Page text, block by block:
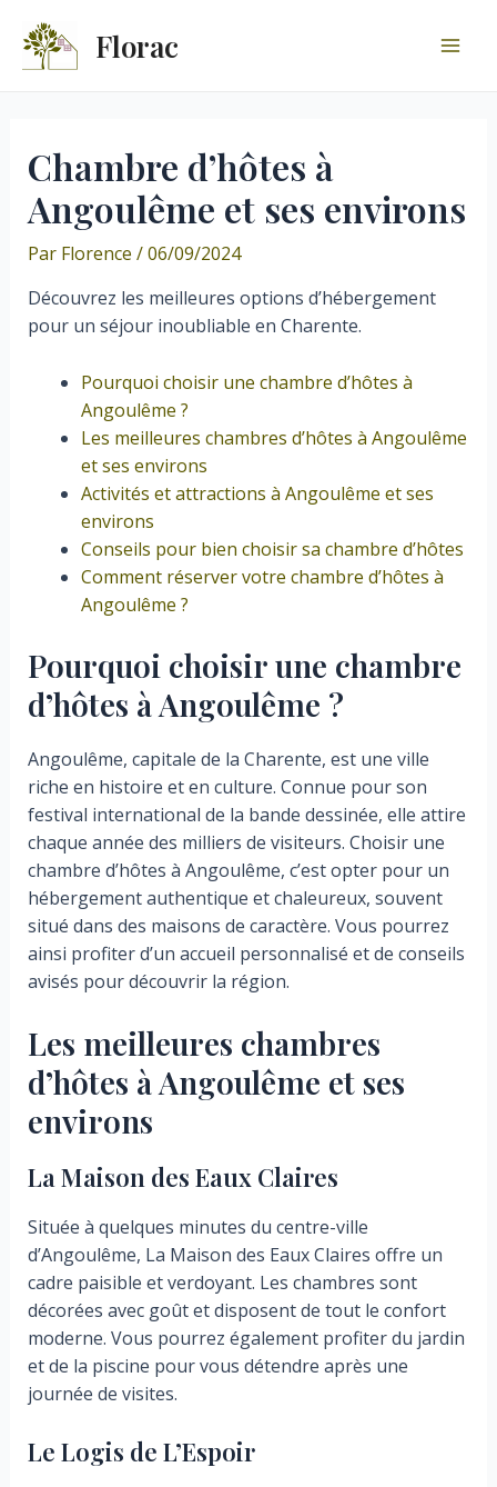
contenu
Florac
Chambre d’hôtes à
Angoulême et ses environs
Par Florence /06/09/2024
Découvrez les meilleures options d’hébergement
pour un séjour inoubliable en Charente.
Pourquoi choisir une chambre d’hôtes à
Angoulême ?
Les meilleures chambres d’hôtes à Angoulême
et ses environs
Activités et attractions à Angoulême et ses
environs
Conseils pour bien choisir sa chambre d’hôtes
Comment réserver votre chambre d’hôtes à
Angoulême ?
Pourquoi choisir une chambre
d’hôtes à Angoulême ?
Angoulême, capitale de la Charente, est une ville
riche en histoire et en culture. Connue pour son
festival international de la bande dessinée, elle attire
chaque année des milliers de visiteurs. Choisir une
chambre d’hôtes à Angoulême, c’est opter pour un
hébergement authentique et chaleureux, souvent
situé dans des maisons de caractère. Vous pourrez
ainsi profiter d’un accueil personnalisé et de conseils
avisés pour découvrir la région.
Les meilleures chambres
d’hôtes à Angoulême et ses
environs
La Maison des Eaux Claires
Située à quelques minutes du centre-ville
d’Angoulême, La Maison des Eaux Claires offre un
cadre paisible et verdoyant. Les chambres sont
décorées avec goût et disposent de tout le confort
moderne. Vous pourrez également profiter du jardin
et de la piscine pour vous détendre après une
journée de visites.
Le Logis de L’Espoir